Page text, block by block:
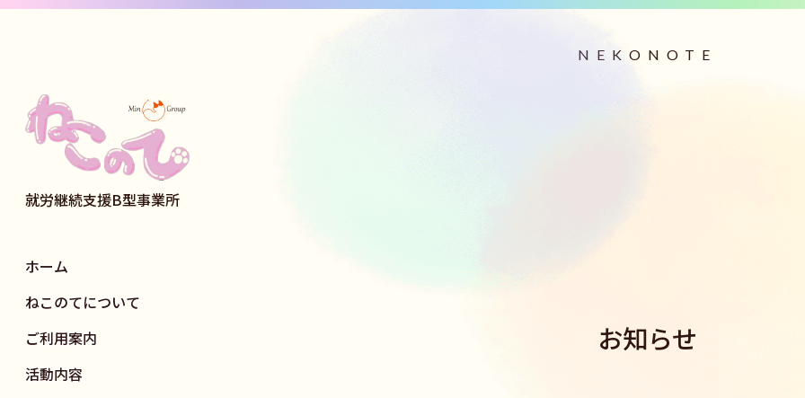
就労継続支援B型事業所
ホーム
ねこのてについて
ご利用案内
活動内容
NEKONOTE
お知らせ